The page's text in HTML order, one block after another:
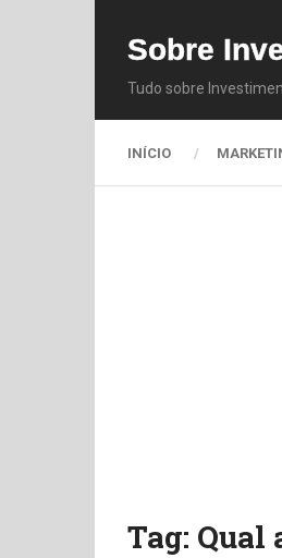
Sobre
Tudo sobre
INÍCIO
Tag: Qual